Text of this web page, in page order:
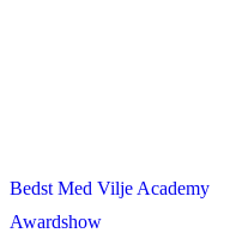
Bedst Med Vilje Academy
Awardshow